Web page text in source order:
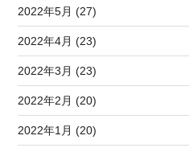
2022年5月 (27)
2022年4月 (23)
2022年3月 (23)
2022年2月 (20)
2022年1月 (20)